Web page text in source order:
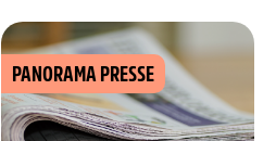
PANORAMA PRESSE